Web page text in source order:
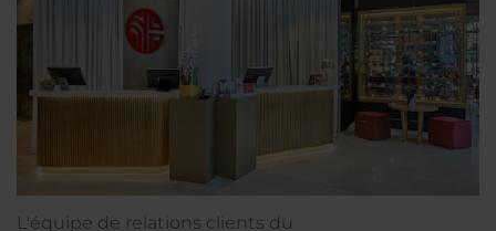
L'équipe de relations clients du